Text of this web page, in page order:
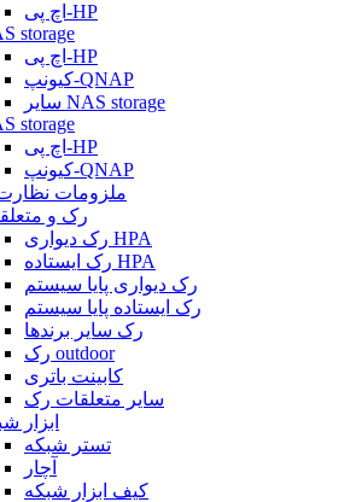
اچ پی-HP
storage
اچ پی-HP
کیونپ-QNAP
سایر NAS storage
storage
اچ پی-HP
کیونپ-QNAP
ملزومات
رک و
رک دیواری HPA
رک ایستاده HPA
رک دیواری پایا سیستم
رک ایستاده پایا سیستم
رک سایر برندها
رک outdoor
کابینت باتری
سایر متعلقات رک
ابزار
تستر شبکه
آچار
کیف ابزار شبکه